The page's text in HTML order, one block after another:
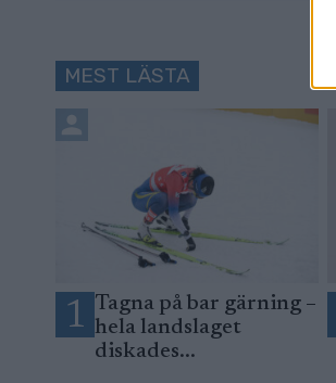
MEST LÄSTA
1 Tagna på bar gärning –
hela landslaget
diskades...